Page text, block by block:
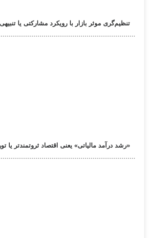
تنظیم‌گری موثر بازار با رویکرد مشارکتی یا
«رشد درآمد مالیاتی» یعنی اقتصاد ثروتمندتر یا